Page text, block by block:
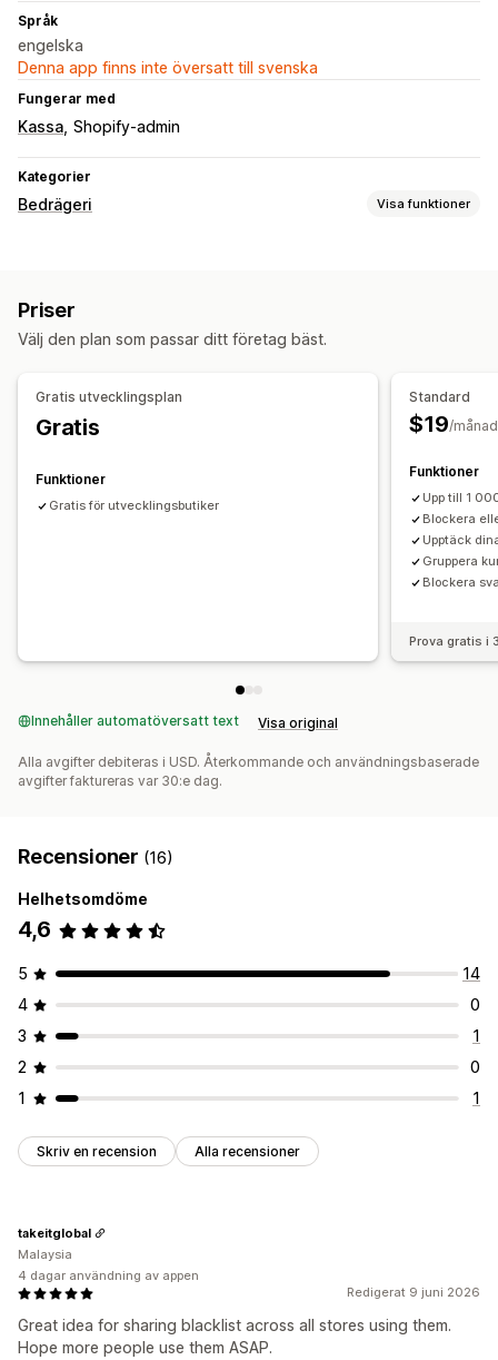
Språk
engelska
Denna app finns inte översatt till svenska
Fungerar med
Kassa Shopify-admin
Kategorier
Bedrägeri Visa funktioner
Presentkortsmissbruk
Botidentifiering
Aviseringar och analyser
Högriskaviseringar
Chargeback-aviseringar
Riskrapporter
Priser
Välj den plan som passar ditt företag bäst.
Gratis utvecklingsplan
Gratis
Funktioner
Gratis för utvecklingsbutiker
Standard
$19/månad
Funktioner
Upp till 1
Blockera
Upptäck
Gruppera
Blockera
Prova gratis i
Innehåller automatöversatt text Visa original
Alla avgifter debiteras i USD. Återkommande och användningsbaserade
avgifter faktureras var 30:e dag.
Recensioner (16)
Helhetsomdöme
4,6
5
14
4
0
3
1
2
0
1
1
Skriv en recension Alla recensioner
Redigerat 9 juni 2026
Great idea for sharing blacklist across all stores using them.
Hope more people use them ASAP.
takeitglobal
Malaysia
4 dagar användning av appen